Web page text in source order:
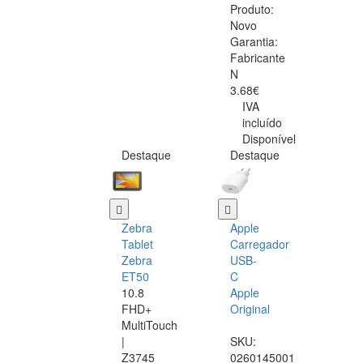
Produto:
Novo
Garantia:
Fabricante
N
3.68€
IVA
incluído
Disponível
Destaque
Zebra
Tablet
Zebra
ET50
10.8
FHD+
MultiTouch
|
Z3745
Destaque
Apple
Carregador
USB-
C
Apple
Original
SKU:
0260145001